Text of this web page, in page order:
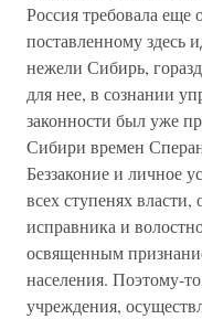
Россия требовала еще
поставленному здесь
нежели Сибирь,
для нее, в сознании
законности был уже
Сибири времен
Беззаконие и личное
всех ступенях власти,
исправника и
освященным
населения. Поэтому-
учреждения,